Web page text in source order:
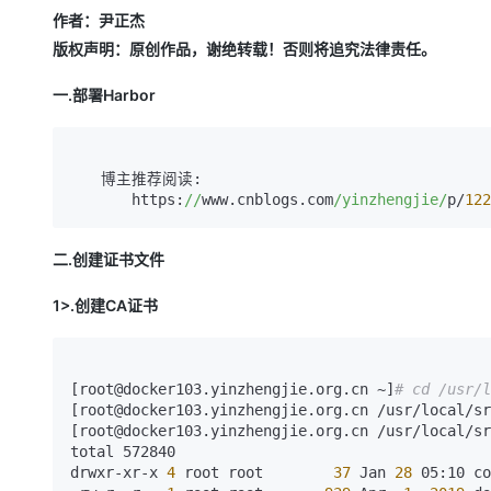
作者：尹正杰
版权声明：原创作品，谢绝转载！否则将追究法律责任。
一.部署Harbor
博主推荐阅读:
https: //www.cnblogs.com/yinzhengjie/p/
二.创建证书文件
1>.创建CA证书
[root@docker103.yinzhengjie.org.cn ~] # cd /usr/
[root@docker103.yinzhengjie.org.cn /usr/local/
[root@docker103.yinzhengjie.org.cn /usr/local/
total 572840
drwxr-xr-x 4 root root 37 Jan 28 05:10
能看、能想、能动手的多模
大模型服务
Happy 系列大模型
网络与CDN
安全
媒体服务
企业服务与云通信
终端用户计算
Serverless
安全
网络
上云与迁云
政企业务
最高领取价值200元试用点
畅捷通
生态解决方案
AI 算法大赛